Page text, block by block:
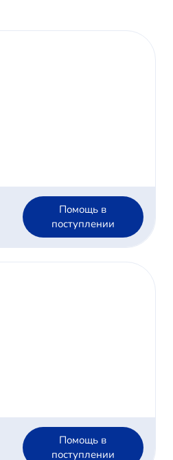
Помощь в
поступлении
Помощь в
поступлении